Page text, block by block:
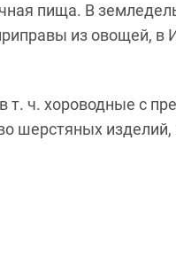
пища. В
из овощей, в
т. ч. хороводные с
шерстяных